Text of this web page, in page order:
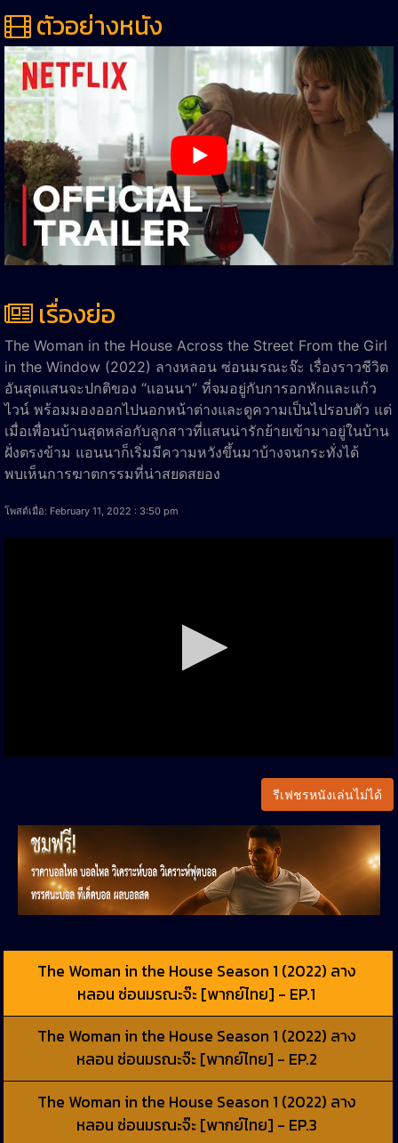
ตัวอย่างหนัง
เรื่องย่อ
The Woman in the House Across the Street From the Girl
in the Window (2022) ลางหลอน ซ่อนมรณะจ๊ะ เรื่องราวชีวิต
อันสุดแสนจะปกติของ “แอนนา” ที่จมอยู่กับการอกหักและแก้ว
ไวน์ พร้อมมองออกไปนอกหน้าต่างและดูความเป็นไปรอบตัว แต่
เมื่อเพื่อนบ้านสุดหล่อกับลูกสาวที่แสนน่ารักย้ายเข้ามาอยู่ในบ้าน
ฝั่งตรงข้าม แอนนาก็เริ่มมีความหวังขึ้นมาบ้างจนกระทั่งได้
พบเห็นการฆาตกรรมที่น่าสยดสยอง
โพสต์เมื่อ: February 11, 2022 : 3:50 pm
รีเฟชรหนังเล่นไม่ได้
The Woman in the House Season 1 (2022) ลาง
หลอน ซ่อนมรณะจ๊ะ [พากย์ไทย] - EP.1
The Woman in the House Season 1 (2022) ลาง
หลอน ซ่อนมรณะจ๊ะ [พากย์ไทย] - EP.2
The Woman in the House Season 1 (2022) ลาง
หลอน ซ่อนมรณะจ๊ะ [พากย์ไทย] - EP.3